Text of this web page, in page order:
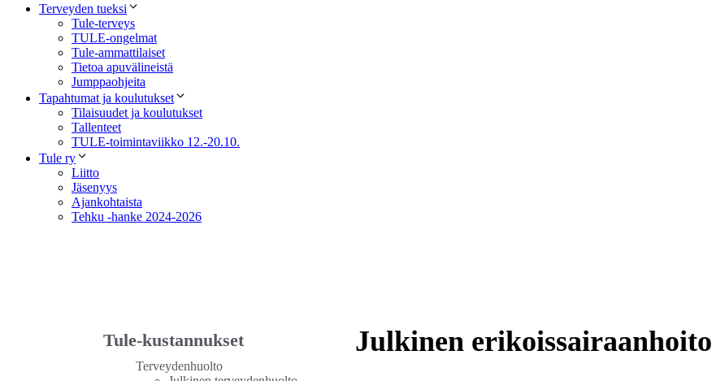
Terveyden tueksi
Tule-terveys
TULE-ongelmat
Tule-ammattilaiset
Tietoa apuvälineistä
Jumppaohjeita
Tapahtumat ja koulutukset
Tilaisuudet ja koulutukset
Tallenteet
TULE-toimintaviikko 12.-20.10.
Tule ry
Liitto
Jäsenyys
Ajankohtaista
Tehku -hanke 2024-2026
Tule-kustannukset
Terveydenhuolto
Julkinen erikoissairaanhoito